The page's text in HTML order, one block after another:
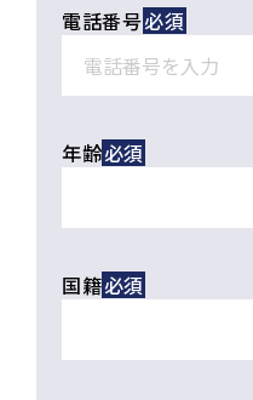
電話番号
年齢
国籍